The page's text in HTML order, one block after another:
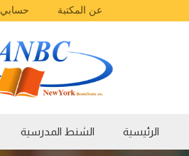
عن المكتبة حسابي
الرئيسية الشنط المدرسية